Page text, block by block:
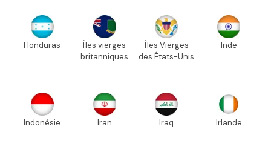
Honduras
Îles vierges
britanniques
Îles Vierges
des États-Unis
Inde
Indonésie Iran Iraq Irlande